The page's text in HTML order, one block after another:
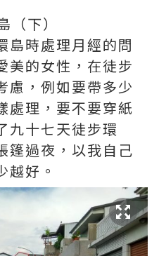
（下）
島時處理月經的問
美的女性，在徒步
慮，例如要帶多少
處理，要不要穿紙
九十七天徒步環
篷過夜，以我自己
越好。